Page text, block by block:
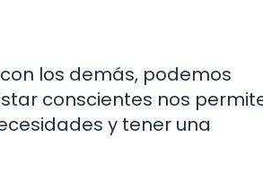
los demás, podemos
conscientes nos
y tener una